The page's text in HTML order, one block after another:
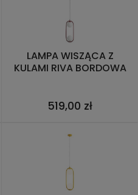
LAMPA WISZĄCA Z
KULAMI RIVA BORDOWA
519,00 zł